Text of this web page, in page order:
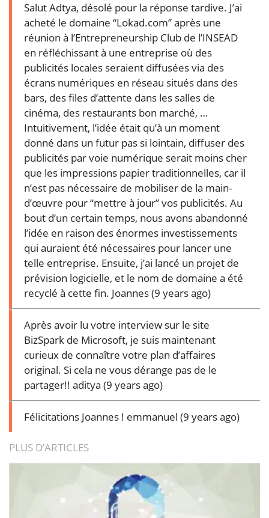
Salut Adtya, désolé pour la réponse tardive. J’ai
acheté le domaine “Lokad.com” après une
réunion à l’Entrepreneurship Club de l’INSEAD
en réfléchissant à une entreprise où des
publicités locales seraient diffusées via des
écrans numériques en réseau situés dans des
bars, des files d’attente dans les salles de
cinéma, des restaurants bon marché, …
Intuitivement, l’idée était qu’à un moment
donné dans un futur pas si lointain, diffuser des
publicités par voie numérique serait moins cher
que les impressions papier traditionnelles, car il
n’est pas nécessaire de mobiliser de la main-
d’œuvre pour “mettre à jour” vos publicités. Au
bout d’un certain temps, nous avons abandonné
l’idée en raison des énormes investissements
qui auraient été nécessaires pour lancer une
telle entreprise. Ensuite, j’ai lancé un projet de
prévision logicielle, et le nom de domaine a été
recyclé à cette fin. Joannes (9 years ago)
Après avoir lu votre interview sur le site
BizSpark de Microsoft, je suis maintenant
curieux de connaître votre plan d’affaires
original. Si cela ne vous dérange pas de le
partager!! aditya (9 years ago)
Félicitations Joannes ! emmanuel (9 years ago)
PLUS D’ARTICLES